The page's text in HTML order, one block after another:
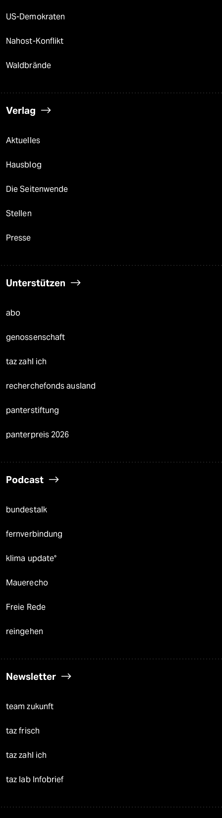
US-Demokraten
Nahost-Konflikt
Waldbrände
Verlag
Aktuelles
Hausblog
Die Seitenwende
Stellen
Presse
Unterstützen
abo
genossenschaft
taz zahl ich
recherchefonds ausland
panterstiftung
panterpreis 2026
Podcast
bundestalk
fernverbindung
klima update°
Mauerecho
Freie Rede
reingehen
Newsletter
team zukunft
taz frisch
taz zahl ich
taz lab Infobrief